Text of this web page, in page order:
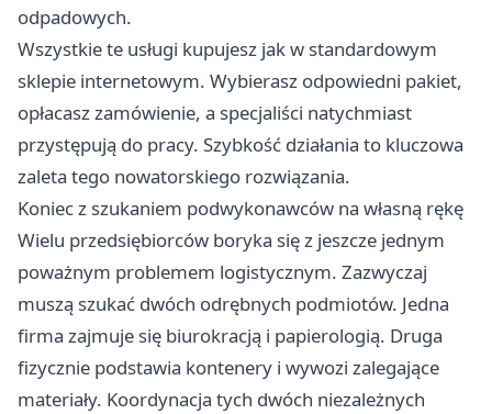
odpadowych.
Wszystkie te usługi kupujesz jak w standardowym
sklepie internetowym. Wybierasz odpowiedni pakiet,
opłacasz zamówienie, a specjaliści natychmiast
przystępują do pracy. Szybkość działania to kluczowa
zaleta tego nowatorskiego rozwiązania.
Koniec z szukaniem podwykonawców na własną rękę
Wielu przedsiębiorców boryka się z jeszcze jednym
poważnym problemem logistycznym. Zazwyczaj
muszą szukać dwóch odrębnych podmiotów. Jedna
firma zajmuje się biurokracją i papierologią. Druga
fizycznie podstawia kontenery i wywozi zalegające
materiały. Koordynacja tych dwóch niezależnych